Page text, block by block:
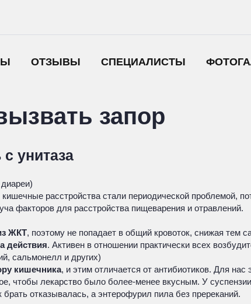
ОТЗЫВЫ СПЕЦИАЛИСТЫ
запор
унитаза
расстройства стали периодической проблемой,
факторов для расстройства пищеварения и отравлений.
ЖКТ, поэтому не попадает в общий кровоток, снижая тем
действия. Активен в отношении практически всех
сальмонелл и других)
кишечника, и этим отличается от антибиотиков. Для
чтобы лекарство было более-менее вкусным. У
отказывалась, а энтерофурил пила без пререканий.